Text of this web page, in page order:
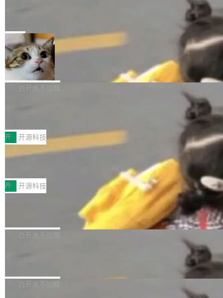
一在人才争夺战中失血的公司。六月，Google
连失两员大将：Noam Shazeer 去了 Op...
er HE-AAC 960 解码 (DAB+) transpose_cuda
filter 添加 AMF Frame Rate Converter (vf_frc
_amf) filter SMPTE 2094-50 元数据支持和直
通 ProRes RAW VideoToolbox 硬件加速器 AP
V ...
Code 在 X 上发帖：「DeepSeek Flash did 8T
tokens on August 1st. 5T of free usage + 3T
on OpenCode Go.」79.8 万次浏览，连带着 #
DeepSeek一天消耗了8万亿# 上了微博热搜——
注意这是 OpenCode 一家的消耗。 OpenCode
不完。」5T 来自免费额度，3T 来自 Go...
局
NetBSD 11.0 正式发布
NetBSD 11.0 现已正式发布，这是 NetBSD 操
作系统的第十八个主要版本。 自 NetBSD 10.1
ve JH71XX 的设备，例如 VisionFive 2、PINE
64 STAR64，以及 QEMU。 增强了对 POSIX.1
-2024 和 C23 编程接口标准的兼容性。 compat
_linux(8) 增强了对 Linux 系统调用的支持，包
括 epoll（围绕 kqueue 实现）、POSIX 消息队
列、...
白开水不加糖
案
享会在上海举办。鸿蒙生态的全场景智慧营销平
台鲸鸿动能协同华为游戏中心，面向游戏行业开
发者及生态伙伴，系统呈现了平台在游戏领域的
完整能力版图——从IAP高价值用户的全周期经
营、到IAA游戏的“买变一体”正循环、再到联运与
广告协同的全链路经营闭环，以及面向全球市场
的出海增长布局。 华为终端云业务商业化销售负
责人在开场致辞中表示，游戏开发者的核心诉求
已不再是“多一个投放渠道”，而是一套能够持续
高质量游戏...
开 开源科技
技嘉X3D系列再添新成员 B850 AORU
面向AMD Ryzen X3D处理器玩家，技嘉X3D系
列主板阵容迎来新成员——B850 AORUS ELITE
X3D。作为面向主流高性能平台打造的全新主板
产品，B850 AORUS ELITE X3D延续技嘉在X3
D平台优化上的技术积累，旨在为游戏玩家带来
更稳定、更高效的装机选择。 B850 AORUS ELI
式2.0，可根据不同使用场景释放处理器潜力，
开 开源科技
Zadig v5.0 发布：AI 发布专员与 AI 审
我们团队这几天最大的卡点不是 AI 写得不够
好，是 AI 写得太好了。 好到审查排期从两天的
过 1528 名开发者，85% 说 AI 把瓶颈从写代码
白开水不加糖
数据库，有一个图形后端。作为一个原生的 Gra
白开水不加糖